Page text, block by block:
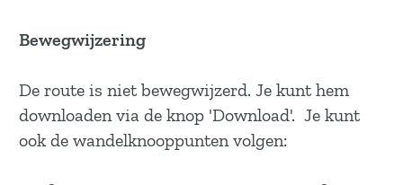
Bewegwijzering
De route is niet bewegwijzerd. Je kunt hem
downloaden via de knop 'Download'. Je kunt
ook de wandelknooppunten volgen: